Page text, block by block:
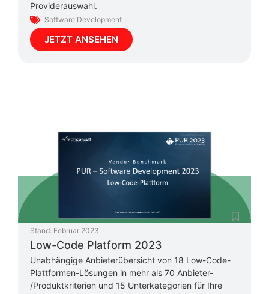
Providerauswahl.
Software Development
JETZT ANSEHEN
Stand: Februar 2023
Low-Code Platform 2023
Unabhängige Anbieterübersicht von 18 Low-Code-
Plattformen-Lösungen in mehr als 70 Anbieter-
/Produktkriterien und 15 Unterkategorien für Ihre